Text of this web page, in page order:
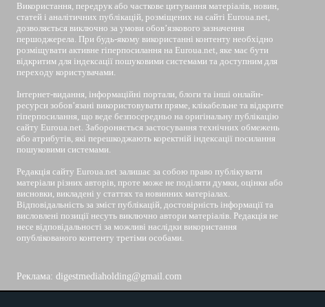
Використання, передрук або часткове цитування матеріалів, новин,
статей і аналітичних публікацій, розміщених на сайті Euroua.net,
дозволяється виключно за умови обов’язкового зазначення
першоджерела. При будь-якому використанні контенту необхідно
розміщувати активне гіперпосилання на Euroua.net, яке має бути
відкритим для індексації пошуковими системами та доступним для
переходу користувачами.
Інтернет-видання, інформаційні портали, блоги та інші онлайн-
ресурси зобов’язані використовувати пряме, клікабельне та відкрите
гіперпосилання, що веде безпосередньо на оригінальну публікацію
сайту Euroua.net. Забороняється застосування технічних обмежень
або атрибутів, які перешкоджають коректній індексації посилання
пошуковими системами.
Редакція сайту Euroua.net залишає за собою право публікувати
матеріали різних авторів, проте може не поділяти думки, оцінки або
висновки, викладені у статтях та новинних матеріалах.
Відповідальність за зміст публікацій, достовірність інформації та
висловлені позиції несуть виключно автори матеріалів. Редакція не
несе відповідальності за можливі наслідки використання
опублікованого контенту третіми особами.
Реклама: digestmediaholding@gmail.com